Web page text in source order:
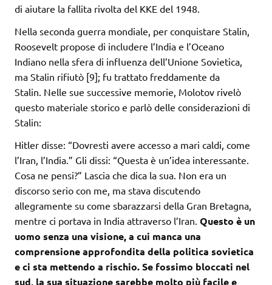
di aiutare la fallita rivolta del KKE del 1948.
Nella seconda guerra mondiale, per conquistare Stalin,
Roosevelt propose di includere l’India e l’Oceano
Indiano nella sfera di influenza dell’Unione Sovietica,
ma Stalin rifiutò [9]; fu trattato freddamente da
Stalin. Nelle sue successive memorie, Molotov rivelò
questo materiale storico e parlò delle considerazioni di
Stalin:
Hitler disse: “Dovresti avere accesso a mari caldi, come
l’Iran, l’India.” Gli dissi: “Questa è un’idea interessante.
Cosa ne pensi?” Lascia che dica la sua. Non era un
discorso serio con me, ma stava discutendo
allegramente su come sbarazzarsi della Gran Bretagna,
mentre ci portava in India attraverso l’Iran. Questo è un
uomo senza una visione, a cui manca una
comprensione approfondita della politica sovietica
e ci sta mettendo a rischio. Se fossimo bloccati nel
sud, la sua situazione sarebbe molto più facile e